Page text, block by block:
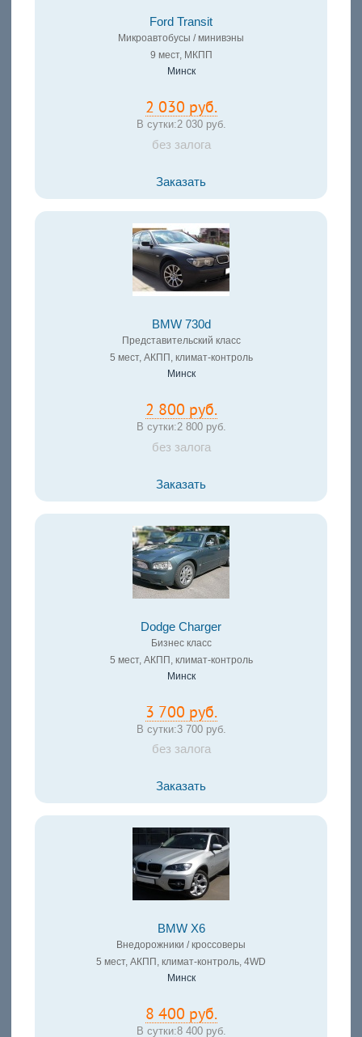
Ford Transit
Микроавтобусы / минивэны
9 мест, МКПП
Минск
2 030 руб.
В сутки:2 030 руб.
без залога
Заказать
BMW 730d
Представительский класс
5 мест, АКПП, климат-контроль
Минск
2 800 руб.
В сутки:2 800 руб.
без залога
Заказать
Dodge Charger
Бизнес класс
5 мест, АКПП, климат-контроль
Минск
3 700 руб.
В сутки:3 700 руб.
без залога
Заказать
BMW X6
Внедорожники / кроссоверы
5 мест, АКПП, климат-контроль, 4WD
Минск
8 400 руб.
В сутки:8 400 руб.